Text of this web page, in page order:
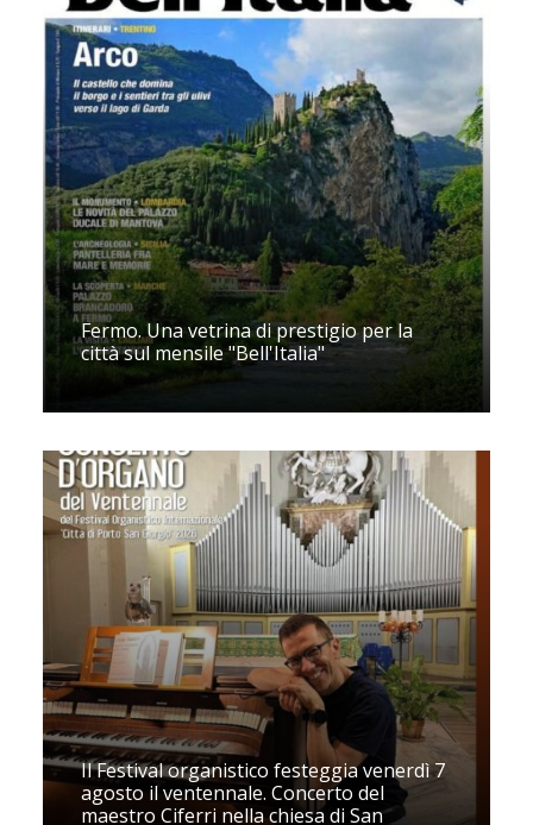
Fermo. Una vetrina di prestigio per la
città sul mensile "Bell'Italia"
Il Festival organistico festeggia venerdì 7
agosto il ventennale. Concerto del
maestro Ciferri nella chiesa di San